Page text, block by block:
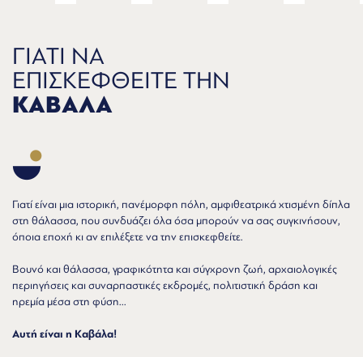
ΓΙΑΤΙ ΝΑ
ΕΠΙΣΚΕΦΘΕΙΤΕ ΤΗΝ
ΚΑΒΑΛΑ
Γιατί είναι μια ιστορική, πανέμορφη πόλη, αμφιθεατρικά χτισμένη δίπλα
στη θάλασσα, που συνδυάζει όλα όσα μπορούν να σας συγκινήσουν,
όποια εποχή κι αν επιλέξετε να την επισκεφθείτε.
Βουνό και θάλασσα, γραφικότητα και σύγχρονη ζωή, αρχαιολογικές
περιηγήσεις και συναρπαστικές εκδρομές, πολιτιστική δράση και
ηρεμία μέσα στη φύση...
Αυτή είναι η Καβάλα!